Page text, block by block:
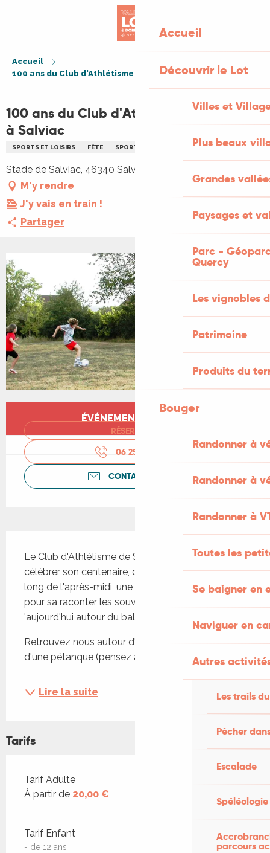
Accueil
Découvrir le Lot
Villes et
Plus beaux
Grandes
Paysages et
Parc -
Quercy
Les vignobles
Patrimoine
Produits du
Bouger
Randonner à
Randonner à
Randonner à
Toutes les
Se baigner en
Naviguer en
Autres
Les trails
Pêcher
Escalade
Spéléologie
parcours
Accueil
100 ans du Club d'Athlétisme de Salviac à Salviac
100 ans du Club d'Athlétisme de Salviac
à Salviac
SPORTS ET LOISIRS FÊTE SPORT
Stade de Salviac, 46340 Salviac
M'y rendre
J'y vais en train !
Partager
Ouverture et coordonnées
ÉVÉNEMENT TERMINÉ
RÉSERVER
06 25 15 41
CONTACTEZ-NOUS
Le Club d'Athlétisme de Salviac vous invite à
célébrer son centenaire, des animations tout au
long de l'après-midi, une ambiance chaleureuse,
pour sa raconter les souvenirs d'hier et d
'aujourd'hui autour du ballon rond.
Retrouvez nous autour d'un tournoi de foot ou
d'une pétanque (pensez à prendre...
Lire la suite
Tarifs
Tarifs 2026
Tarif Adulte
À partir de 20,00 €
Tarif Enfant
- de 12 ans